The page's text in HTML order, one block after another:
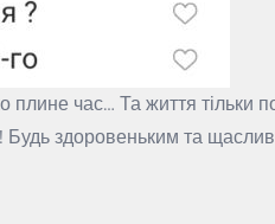
плине час… Та життя тільки
здоровеньким та